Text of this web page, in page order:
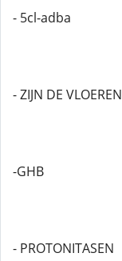
- 5cl-adba
- ZIJN DE VLOEREN
-GHB
- PROTONITASEN